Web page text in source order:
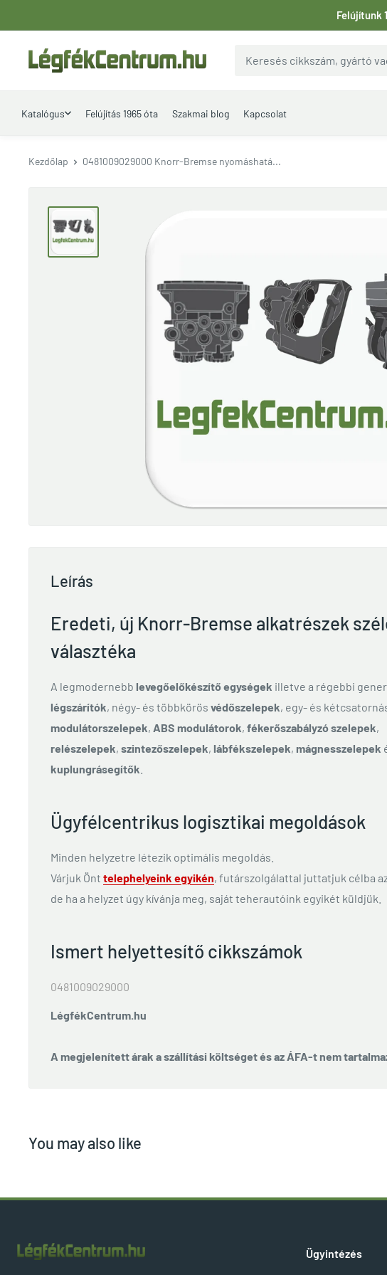
a
tartalomhoz
Felújítunk
LegfekCentrum.hu
Katalógus Felújítás 1965 óta Szakmai blog Kapcsolat
Kezdőlap 0481009029000 Knorr-Bremse nyomáshatá...
Leírás
Eredeti, új Knorr-Bremse alkatrészek
választéka
A legmodernebb levegőelőkészítő egységek illetve a régebbi
légszárítók, négy- és többkörös védőszelepek, egy- és
modulátorszelepek, ABS modulátorok, fékerőszabályzó szelepek,
relészelepek, szintezőszelepek, lábfékszelepek, mágnesszelepek
kuplungrásegítők
Ügyfélcentrikus logisztikai megoldások
Minden helyzetre létezik optimális megoldás.
Várjuk Önt telephelyeink egyikén, futárszolgálattal juttatjuk célba
de ha a helyzet úgy kívánja meg, saját teherautóink egyikét küldjük.
Ismert helyettesítő cikkszámok
0481009029000
LégfékCentrum.hu
A megjelenített árak a szállítási költséget és az ÁFA-t nem
You may also like
Ügyintézés